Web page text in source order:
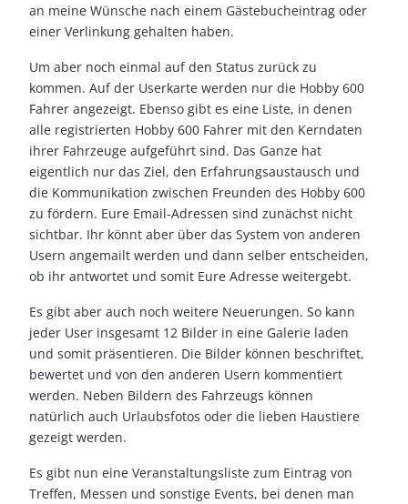
an meine Wünsche nach einem Gästebucheintrag oder
einer Verlinkung gehalten haben.
Um aber noch einmal auf den Status zurück zu
kommen. Auf der Userkarte werden nur die Hobby 600
Fahrer angezeigt. Ebenso gibt es eine Liste, in denen
alle registrierten Hobby 600 Fahrer mit den Kerndaten
ihrer Fahrzeuge aufgeführt sind. Das Ganze hat
eigentlich nur das Ziel, den Erfahrungsaustausch und
die Kommunikation zwischen Freunden des Hobby 600
zu fördern. Eure Email-Adressen sind zunächst nicht
sichtbar. Ihr könnt aber über das System von anderen
Usern angemailt werden und dann selber entscheiden,
ob ihr antwortet und somit Eure Adresse weitergebt.
Es gibt aber auch noch weitere Neuerungen. So kann
jeder User insgesamt 12 Bilder in eine Galerie laden
und somit präsentieren. Die Bilder können beschriftet,
bewertet und von den anderen Usern kommentiert
werden. Neben Bildern des Fahrzeugs können
natürlich auch Urlaubsfotos oder die lieben Haustiere
gezeigt werden.
Es gibt nun eine Veranstaltungsliste zum Eintrag von
Treffen, Messen und sonstige Events, bei denen man